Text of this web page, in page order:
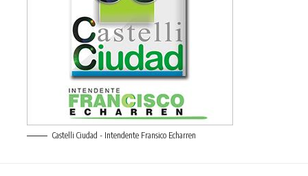
Castelli Ciudad - Intendente Fransico Echarren